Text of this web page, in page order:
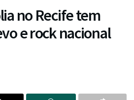
no Recife tem
e rock nacional